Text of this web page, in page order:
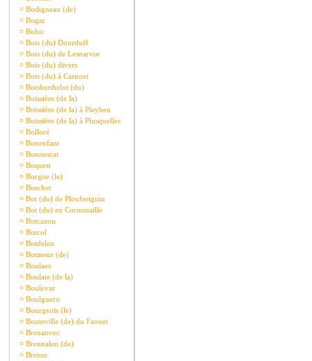
¤ Bodigneau (de)
¤ Bogar
¤ Bohic
¤ Bois (du) Dourduff
¤ Bois (du) de Lesnarvor
¤ Bois (du) divers
¤ Bois (du) à Carnoet
¤ Boisberthelot (du)
¤ Boissière (de la)
¤ Boissière (de la) à Pleyben
¤ Boissière (de la) à Plusquellec
¤ Bolloré
¤ Bonenfant
¤ Bonnescat
¤ Boquen
¤ Borgne (le)
¤ Boscher
¤ Bot (du) de Plouferiguin
¤ Bot (du) en Cornouaille
¤ Botcazou
¤ Botcol
¤ Botdelen
¤ Botmeur (de)
¤ Boulaes
¤ Boulaie (de la)
¤ Boulevar
¤ Boulguern
¤ Bourgeois (le)
¤ Bouteville (de) du Faouet
¤ Brenanvec
¤ Brennalen (de)
¤ Breton